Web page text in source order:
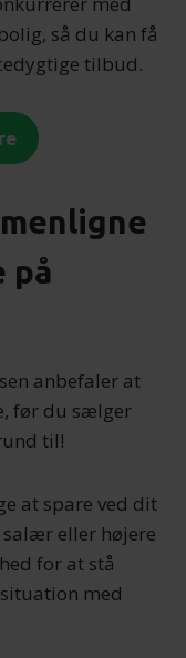
så du kan få
tilbud.
på
anbefaler at
før du sælger
til!
at spare ved dit
salær eller højere
for at stå
med